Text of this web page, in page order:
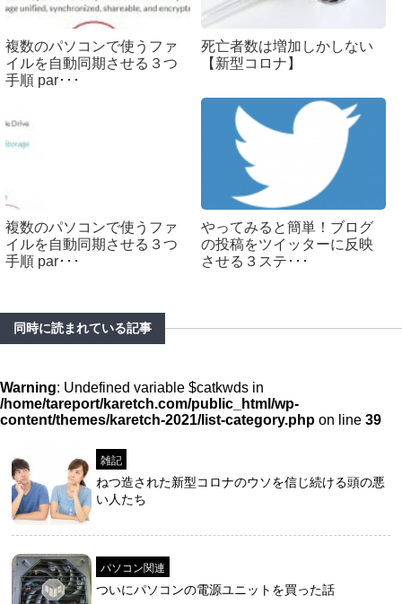
複数のパソコンで使うファ
イルを自動同期させる３つ
手順 par･･･
死亡者数は増加しかしない
【新型コロナ】
複数のパソコンで使うファ
イルを自動同期させる３つ
手順 par･･･
やってみると簡単！ブログ
の投稿をツイッターに反映
させる３ステ･･･
同時に読まれている記事
Warning: Undefined variable $catkwds in
/home/tareport/karetch.com/public_html/wp-
content/themes/karetch-2021/list-category.php on line 39
雑記
ねつ造された新型コロナのウソを信じ続ける頭の悪
い人たち
パソコン関連
ついにパソコンの電源ユニットを買った話